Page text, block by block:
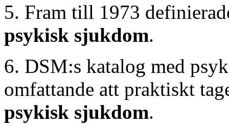
5. Fram till 1973
psykisk sjukdom.
6. DSM:s katalog med
omfattande att praktiskt
psykisk sjukdom.